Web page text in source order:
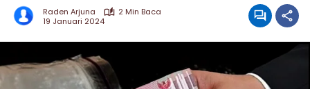
Raden Arjuna
2 Min Baca
19 Januari 2024